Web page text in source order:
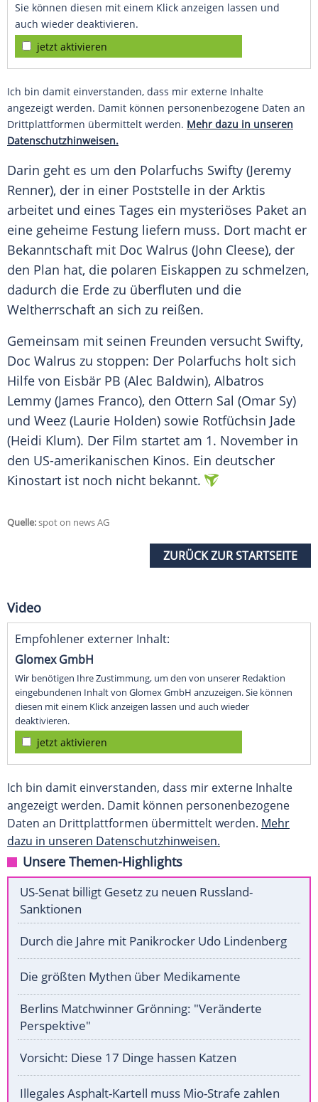
Sie können diesen mit einem Klick anzeigen lassen und
auch wieder deaktivieren.
jetzt aktivieren
Ich bin damit einverstanden, dass mir externe Inhalte
angezeigt werden. Damit können personenbezogene Daten an
Drittplattformen übermittelt werden. Mehr dazu in unseren
Datenschutzhinweisen.
Darin geht es um den Polarfuchs Swifty (Jeremy
Renner), der in einer Poststelle in der Arktis
arbeitet und eines Tages ein mysteriöses Paket an
eine geheime Festung liefern muss. Dort macht er
Bekanntschaft mit Doc Walrus (John Cleese), der
den Plan hat, die polaren Eiskappen zu schmelzen,
dadurch die Erde zu überfluten und die
Weltherrschaft an sich zu reißen.
Gemeinsam mit seinen Freunden versucht Swifty,
Doc Walrus zu stoppen: Der Polarfuchs holt sich
Hilfe von Eisbär PB (Alec Baldwin), Albatros
Lemmy (James Franco), den Ottern Sal (Omar Sy)
und Weez (Laurie Holden) sowie Rotfüchsin Jade
(Heidi Klum). Der Film startet am 1. November in
den US-amerikanischen Kinos. Ein deutscher
Kinostart ist noch nicht bekannt.
Quelle:spot on news AG
ZURÜCK ZUR STARTSEITE
Video
Empfohlener externer Inhalt:
Glomex GmbH
Wir benötigen Ihre Zustimmung, um den von unserer Redaktion
eingebundenen Inhalt von Glomex GmbH anzuzeigen. Sie können
diesen mit einem Klick anzeigen lassen und auch wieder
deaktivieren.
jetzt aktivieren
Ich bin damit einverstanden, dass mir externe Inhalte
angezeigt werden. Damit können personenbezogene
Daten an Drittplattformen übermittelt werden. Mehr
dazu in unseren Datenschutzhinweisen.
Unsere Themen-Highlights
US-Senat billigt Gesetz zu neuen Russland-
Sanktionen
Durch die Jahre mit Panikrocker Udo Lindenberg
Die größten Mythen über Medikamente
Berlins Matchwinner Grönning: "Veränderte
Perspektive"
Vorsicht: Diese 17 Dinge hassen Katzen
Illegales Asphalt-Kartell muss Mio-Strafe zahlen